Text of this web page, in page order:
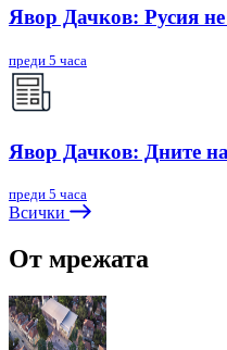
Явор Дачков: Русия не
преди 5 часа
Явор Дачков: Дните
преди 5 часа
Всички
От мрежата